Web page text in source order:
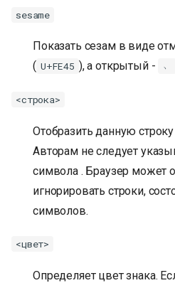
sesame
Показать сезам в виде
( U+FE45 ), а открытый - ﹆
<строка>
Отобразить данную
Авторам не следует
символа . Браузер может
игнорировать строки,
символов.
<цвет>
Определяет цвет знака.